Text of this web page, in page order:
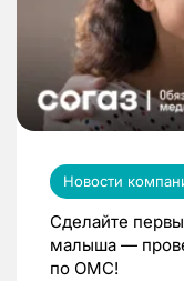
Новости
Сделайте
малыша —
по ОМС!